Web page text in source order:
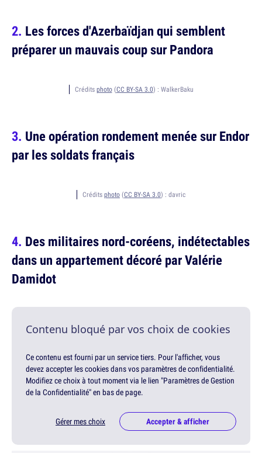
Les forces d'Azerbaïdjan qui semblent
préparer un mauvais coup sur Pandora
Crédits photo(CC BY-SA 3.0) : WalkerBaku
Une opération rondement menée sur Endor
par les soldats français
Crédits photo (CC BY-SA 3.0) : davric
Des militaires nord-coréens, indétectables
dans un appartement décoré par Valérie
Damidot
Contenu bloqué par vos choix de cookies
Ce contenu est fourni par un service tiers. Pour l'afficher, vous
devez accepter les cookies dans vos paramètres de confidentialité.
Modifiez ce choix à tout moment via le lien "Paramètres de Gestion
de la Confidentialité" en bas de page.
Gérer mes choix Accepter & afficher